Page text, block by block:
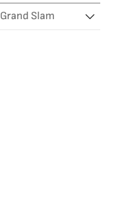
Grand Slam